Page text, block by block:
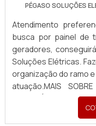
PÉGASO SOLUÇÕES
Atendimento
busca por painel de
geradores,
Soluções Elétricas.
organização do ramo
atuação.MAIS SOBRE
AUTOMÁTICA PARA
de painel de
em uma empresa